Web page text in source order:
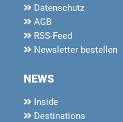
Datenschutz
AGB
RSS-Feed
Newsletter bestellen
NEWS
Inside
Destinations